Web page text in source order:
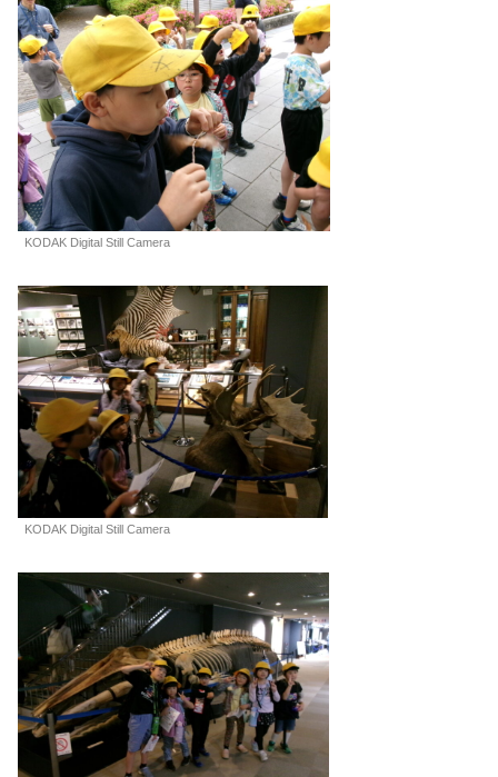
KODAK Digital Still Camera
KODAK Digital Still Camera